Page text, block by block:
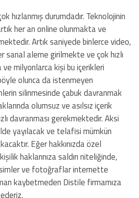
hızlanmış durumdadır. Teknolojinin
her an online olunmakta ve
Artık saniyede binlerce video,
sanal aleme girilmekte ve çok hızlı
milyonlarca kişi bu içerikleri
olunca da istenmeyen
silinmesinde çabuk davranmak
olumsuz ve asılsız içerik
davranması gerekmektedir. Aksi
yayılacak ve telafisi mümkün
Eğer hakkınızda özel
haklarınıza saldırı niteliğinde,
ve fotoğraflar internette
kaybetmeden Distile firmamıza